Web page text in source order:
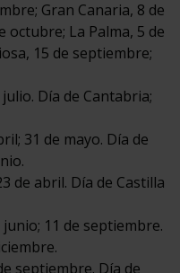
Gran Canaria, 8 de
octubre; La Palma, 5 de
15 de septiembre;
Día de Cantabria;
31 de mayo. Día de
de abril. Día de Castilla
11 de septiembre.
septiembre. Día de